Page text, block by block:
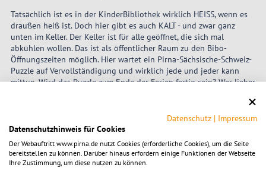
Tatsächlich ist es in der KinderBibliothek wirklich HEISS, wenn es
draußen heiß ist. Doch hier gibt es auch KALT - und zwar ganz
unten im Keller. Der Keller ist für alle geöffnet, die sich mal
abkühlen wollen. Das ist als öffentlicher Raum zu den Bibo-
Öffnungszeiten möglich. Hier wartet ein Pirna-Sächsische-Schweiz-
Puzzle auf Vervollständigung und wirklich jede und jeder kann
mittun. Wird das Puzzle zum Ende der Ferien fertig sein? Wer lieber
Wer lieber kickt, kickt am Kicker im Hof. Wer lieber selber Fußball
gibts bei den Damen im Erdgeschoss am Tresen.
Ja, und noch ein Satz zu den Büchern:
Datenschutz | Impressum
Datenschutzhinweis für Cookies
Der Webauftritt www.pirna.de nutzt Cookies (erforderliche Cookies), um die Seite
bereitstellen zu können. Darüber hinaus erfordern einige Funktionen der Webseite
Ihre Zustimmung, um diese nutzen zu können.